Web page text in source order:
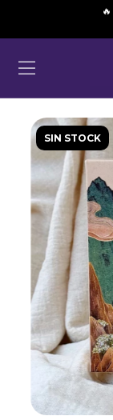
🔥 15
SIN STOCK